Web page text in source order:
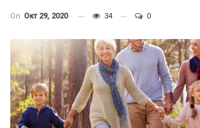
On Окт 29, 2020 34 0